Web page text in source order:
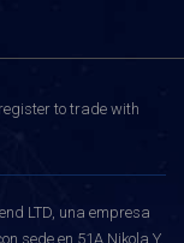
to trade with
LTD, una empresa
sede en 51A Nikola Y.